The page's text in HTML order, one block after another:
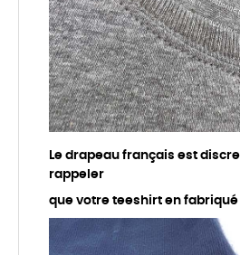
Le drapeau français est
rappeler
que votre teeshirt en fabriqué